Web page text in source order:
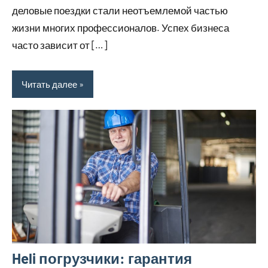
деловые поездки стали неотъемлемой частью
жизни многих профессионалов. Успех бизнеса
часто зависит от […]
Читать далее
Heli погрузчики: гарантия